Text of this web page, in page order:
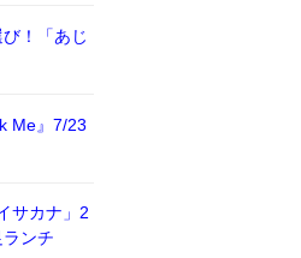
！「あじ
Me』7/23
サカナ」2
ンチ